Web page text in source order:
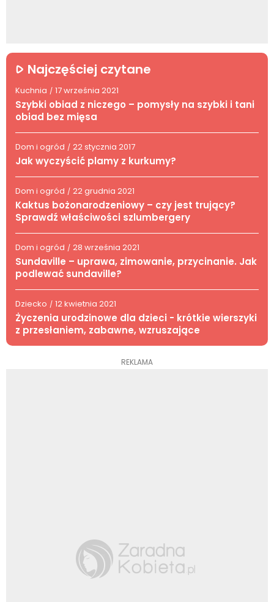
Najczęściej czytane
Kuchnia / 17 września 2021
Szybki obiad z niczego – pomysły na szybki i tani
obiad bez mięsa
Dom i ogród / 22 stycznia 2017
Jak wyczyścić plamy z kurkumy?
Dom i ogród / 22 grudnia 2021
Kaktus bożonarodzeniowy – czy jest trujący?
Sprawdź właściwości szlumbergery
Dom i ogród / 28 września 2021
Sundaville – uprawa, zimowanie, przycinanie. Jak
podlewać sundaville?
Dziecko / 12 kwietnia 2021
Życzenia urodzinowe dla dzieci - krótkie wierszyki
z przesłaniem, zabawne, wzruszające
REKLAMA